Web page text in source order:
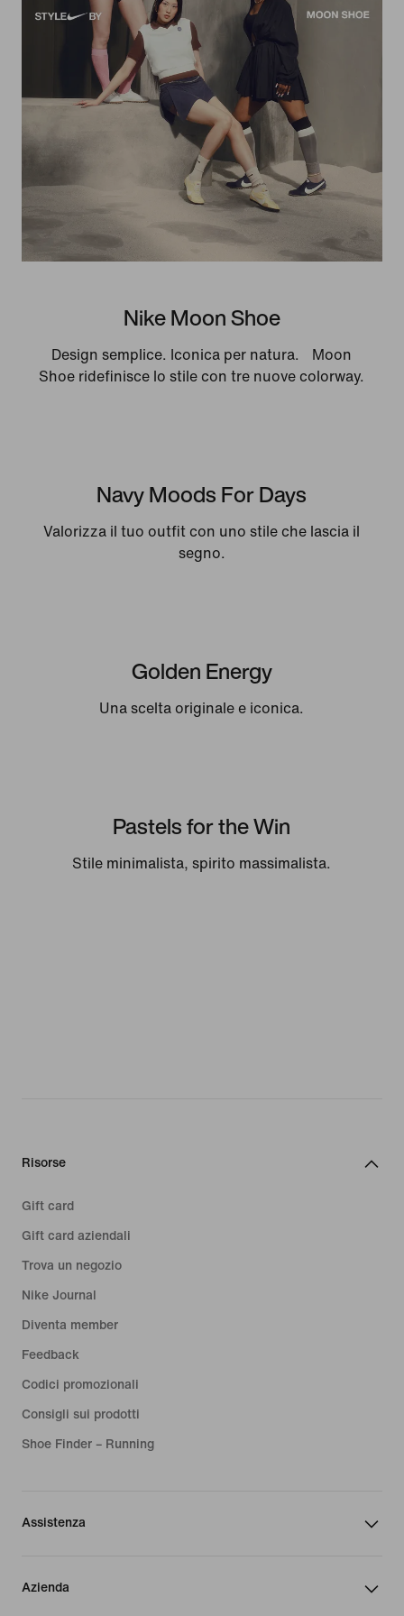
Nike Moon Shoe
Design semplice. Iconica per natura. Moon
Shoe ridefinisce lo stile con tre nuove colorway.
Navy Moods For Days
Valorizza il tuo outfit con uno stile che lascia il
segno.
Golden Energy
Una scelta originale e iconica.
Pastels for the Win
Stile minimalista, spirito massimalista.
Risorse
Gift card
Gift card aziendali
Trova un negozio
Nike Journal
Diventa member
Feedback
Codici promozionali
Consigli sui prodotti
Shoe Finder – Running
Assistenza
Azienda